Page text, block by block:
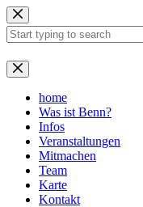
Zum
Inhalt
springen
Keine
Ergebnisse
home
Was ist Benn?
Infos
Veranstaltungen
Mitmachen
Team
Karte
Kontakt